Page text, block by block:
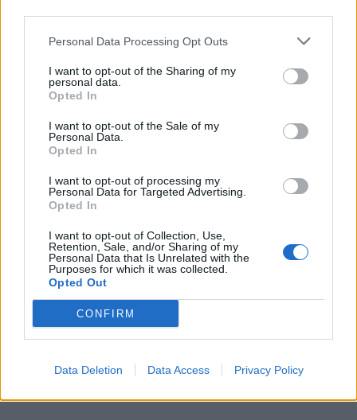
Personal Data Processing Opt Outs
I want to opt-out of the Sharing of my
personal data.
Opted In
I want to opt-out of the Sale of my
Personal Data.
Opted In
I want to opt-out of processing my
Personal Data for Targeted Advertising.
Opted In
I want to opt-out of Collection, Use,
Retention, Sale, and/or Sharing of my
Personal Data that Is Unrelated with the
Purposes for which it was collected.
Opted Out
CONFIRM
Data Deletion Data Access Privacy Policy
una volta, nel giro di pochi mesi,
a strigliare la sua Chiesa e ad
evocare pericoli che possono
l'identità.
14/06/2009
bimbi»
15/05/2009
Con la pittura Tullio Pericoli
italiano